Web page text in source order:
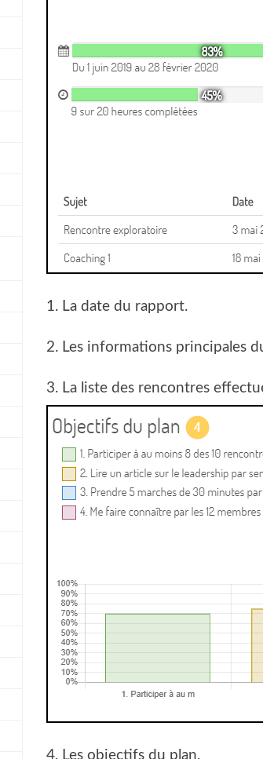
1. La date du rapport.
2. Les informations principales
3. La liste des rencontres
4. Les objectifs du plan.